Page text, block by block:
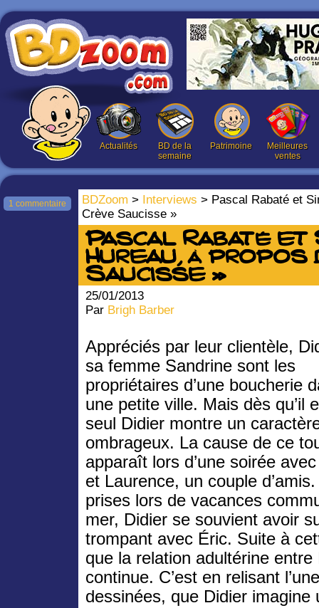
Actualités
BD de la
semaine
Patrimoine
Meilleures
ventes
BDZoom > Interviews > Pascal Rabaté et
Crève Saucisse »
1 commentaire
Pascal Rabaté et
Hureau, à propos
Saucisse »
25/01/2013
Par Brigh Barber
Appréciés par leur clientèle,
sa femme Sandrine sont les
propriétaires d’une boucherie
une petite ville. Mais dès qu’il
seul Didier montre un
ombrageux. La cause de ce
apparaît lors d’une soirée
et Laurence, un couple
prises lors de vacances
mer, Didier se souvient avoir
trompant avec Éric. Suite à
que la relation adultérine
continue. C’est en relisant
dessinées, que Didier imagine